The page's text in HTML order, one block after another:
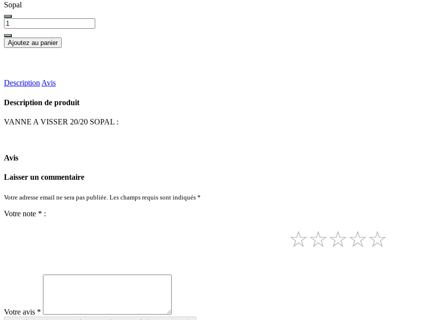
Sopal
Ajoutez au panier
Description Avis
Description de produit
VANNE A VISSER 20/20 SOPAL :
Avis
Laisser un commentaire
Votre adresse email ne sera pas publiée. Les champs requis sont indiqués *
Votre note * :
☆
☆
☆
☆
☆
Votre avis *